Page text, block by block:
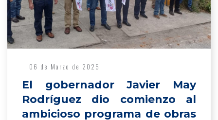
06 de Marzo de 2025
El gobernador Javier May
Rodríguez dio comienzo al
ambicioso programa de obras